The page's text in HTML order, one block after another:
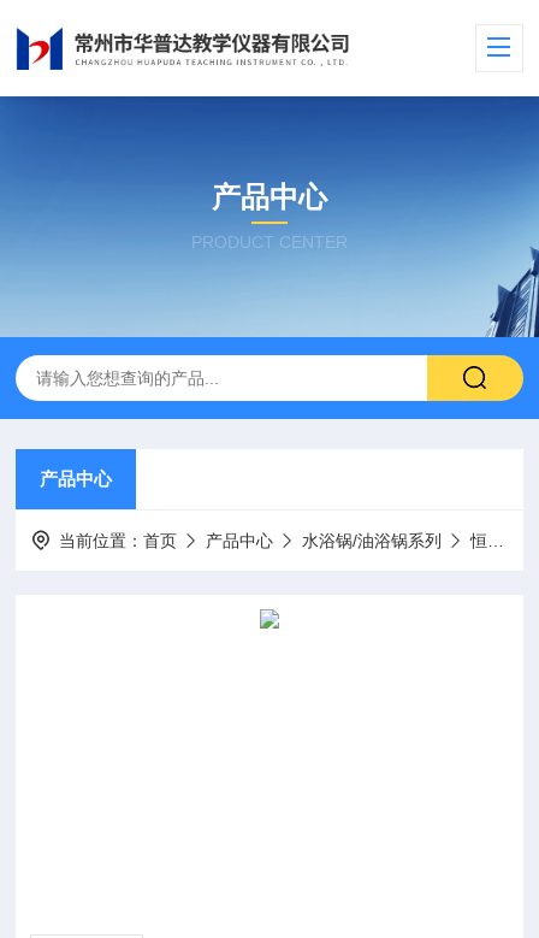
产品中心
PRODUCT CENTER
产品中心
当前位置：首页 产品中心 水浴锅/油浴锅系列 恒温水浴锅